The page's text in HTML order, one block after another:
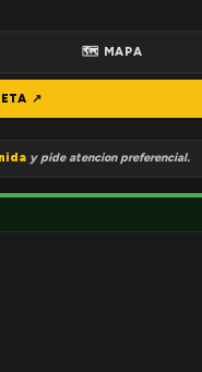
🗺 MAPA
↗
y pide atencion preferencial.